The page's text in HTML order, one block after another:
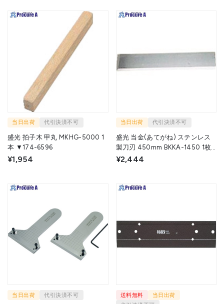
当日出荷 代引決済不可
盛光 拍子木 甲丸 MKHG-5000 1
本 ▼174-6596
¥1,954
当日出荷 代引決済不可
盛光 当金(あてがね) ステンレス
製刀刃 450mm BKKA-1450 1枚
▼777-1975
¥2,444
当日出荷 代引決済不可 送料無料
当日出荷